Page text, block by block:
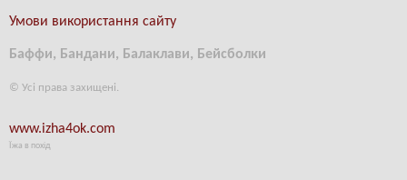
Умови використання сайту
Баффи, Бандани, Балаклави, Бейсболки
© Усі права захищені.
www.izha4ok.com
Їжа в похід